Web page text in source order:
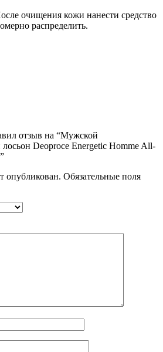
очищения кожи нанести средство
распределить.
отзыв на “Мужской
Deoproce Energetic Homme All-
опубликован. Обязательные поля